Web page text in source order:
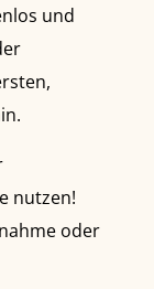
und
nutzen!
oder